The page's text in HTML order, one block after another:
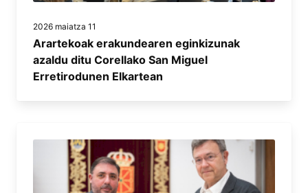
2026 maiatza 11
Arartekoak erakundearen eginkizunak
azaldu ditu Corellako San Miguel
Erretirodunen Elkartean